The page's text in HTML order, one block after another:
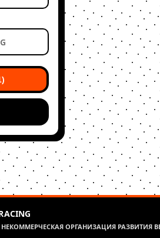
ОРГАНИЗАЦИЯ РАЗВИТИЯ